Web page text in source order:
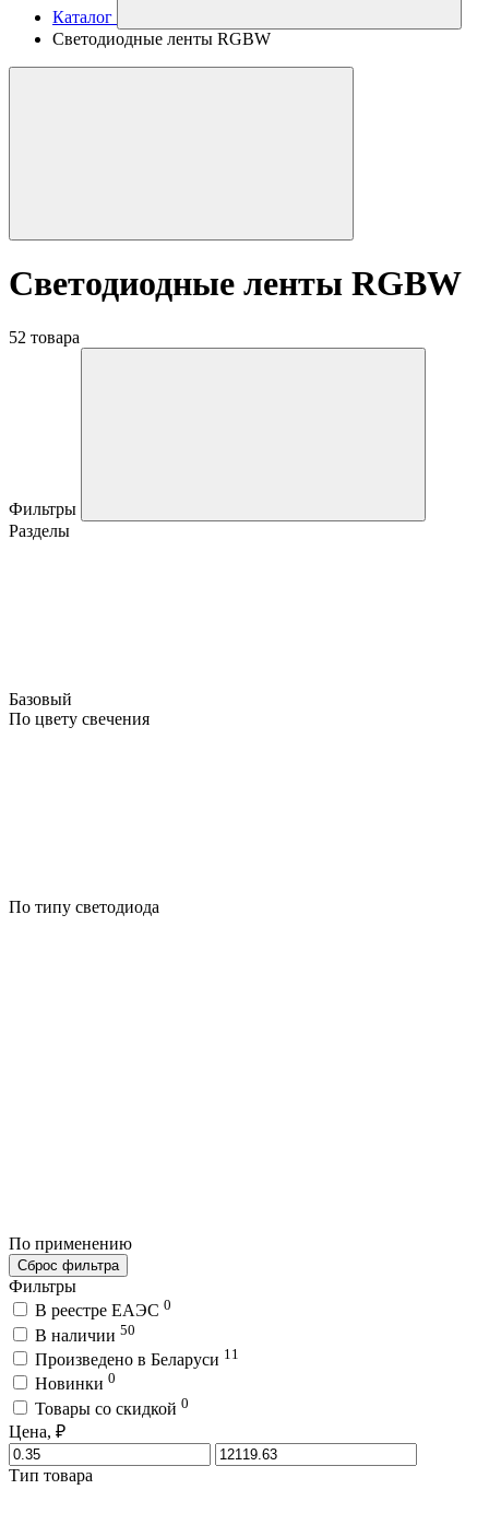
Каталог
Светодиодные ленты RGBW
Светодиодные ленты RGBW
52 товара
Фильтры
Разделы
Базовый
По цвету свечения
По типу светодиода
По применению
Сброс фильтра
Фильтры
В реестре ЕАЭС 0
В наличии 50
Произведено в Беларуси 11
Новинки 0
Товары со скидкой 0
Цена, ₽
Тип товара